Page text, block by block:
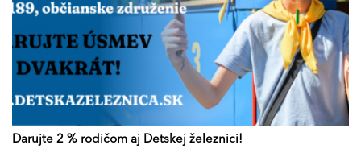
Darujte 2 % rodičom aj Detskej železnici!